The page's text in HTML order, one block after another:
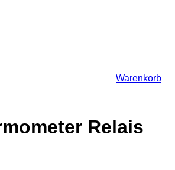
Warenkorb
Relais